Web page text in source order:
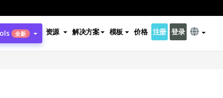
全新 资源 解决方案 模板 价格 注册 登录